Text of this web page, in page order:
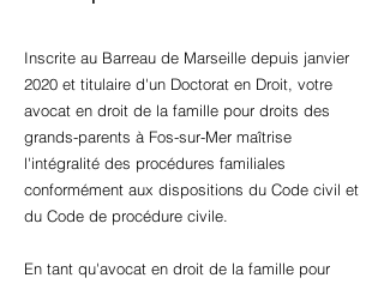
Inscrite au Barreau de Marseille depuis janvier
2020 et titulaire d'un Doctorat en Droit, votre
avocat en droit de la famille pour droits des
grands-parents à Fos-sur-Mer maîtrise
l'intégralité des procédures familiales
conformément aux dispositions du Code civil et
du Code de procédure civile.
En tant qu'avocat en droit de la famille pour